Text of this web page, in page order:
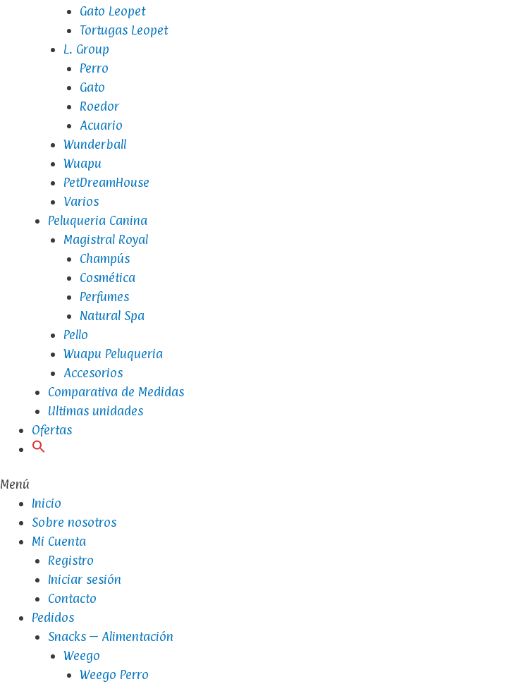
Gato Leopet
Tortugas Leopet
L. Group
Perro
Gato
Roedor
Acuario
Wunderball
Wuapu
PetDreamHouse
Varios
Peluqueria Canina
Magistral Royal
Champús
Cosmética
Perfumes
Natural Spa
Pello
Wuapu Peluqueria
Accesorios
Comparativa de Medidas
Ultimas unidades
Ofertas
Menú
Inicio
Sobre nosotros
Mi Cuenta
Registro
Iniciar sesión
Contacto
Pedidos
Snacks – Alimentación
Weego
Weego Perro